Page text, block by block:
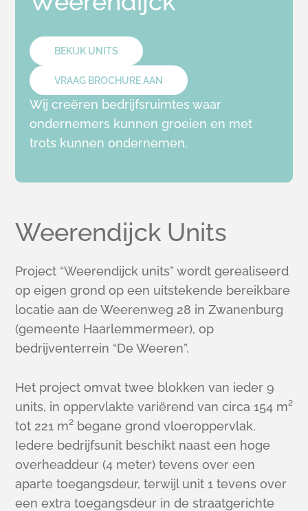
Wij creëren bedrijfsruimtes waar
ondernemers kunnen groeien en met
trots kunnen ondernemen.
BEKIJK UNITS
VRAAG BROCHURE AAN
Weerendijck Units
Project “Weerendijck units” wordt gerealiseerd
op eigen grond op een uitstekende bereikbare
locatie aan de Weerenweg 28 in Zwanenburg
(gemeente Haarlemmermeer), op
bedrijventerrein “De Weeren”.
Het project omvat twee blokken van ieder 9
units, in oppervlakte variërend van circa 154 m²
tot 221 m² begane grond vloeroppervlak.
Iedere bedrijfsunit beschikt naast een hoge
overheaddeur (4 meter) tevens over een
aparte toegangsdeur, terwijl unit 1 tevens over
een extra toegangsdeur in de straatgerichte